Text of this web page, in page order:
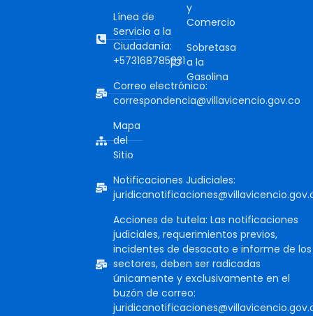
Línea de
Servicio a la
Ciudadanía:
+573168785931
Correo electrónico:
correspondencia@villavicencio.gov.co
Mapa
del
Sitio
Notificaciones Judiciales:
Acciones de tutela: Las notificaciones
judiciales, requerimientos previos,
incidentes de desacato e informe de los
sectores, deben ser radicadas
únicamente y exclusivamente en el
buzón de correo:
y
Comercio
Sobretasa
a la
Gasolina